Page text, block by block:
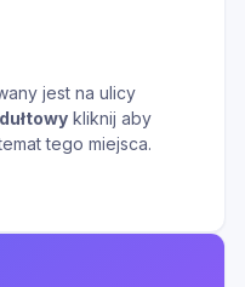
jest na ulicy
kliknij aby
tego miejsca.